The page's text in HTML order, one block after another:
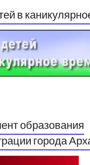
в
образования
города